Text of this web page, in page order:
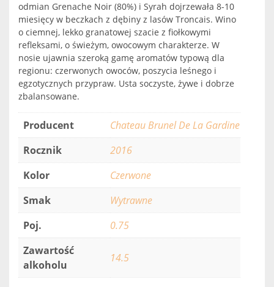
odmian Grenache Noir (80%) i Syrah dojrzewała 8-10
miesięcy w beczkach z dębiny z lasów Troncais. Wino
o ciemnej, lekko granatowej szacie z fiołkowymi
refleksami, o świeżym, owocowym charakterze. W
nosie ujawnia szeroką gamę aromatów typową dla
regionu: czerwonych owoców, poszycia leśnego i
egzotycznych przypraw. Usta soczyste, żywe i dobrze
zbalansowane.
Producent
Chateau Brunel De La Gardine
Rocznik
2016
Kolor
Czerwone
Smak
Wytrawne
Poj.
0.75
Zawartość
alkoholu
14.5